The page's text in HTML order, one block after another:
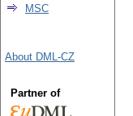
MSC
About DML-CZ
Partner of